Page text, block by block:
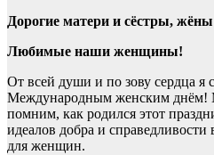
Дорогие матери и сёстры,
Любимые наши женщины!
От всей души и по зову сердца я
Международным женским
помним, как родился этот
идеалов добра и справедливости
для женщин.